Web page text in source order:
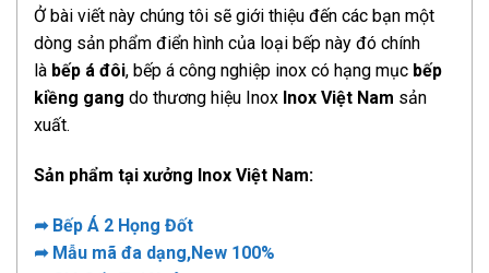
Ở bài viết này chúng tôi sẽ giới thiệu đến các bạn một
dòng sản phẩm điển hình của loại bếp này đó chính
là bếp á đôi, bếp á công nghiệp inox có hạng mục bếp
kiềng gang do thương hiệu Inox Inox Việt Nam sản
xuất.
Sản phẩm tại xưởng Inox Việt Nam:
➦ Bếp Á 2 Họng Đốt
➦ Mẫu mã đa dạng,New 100%